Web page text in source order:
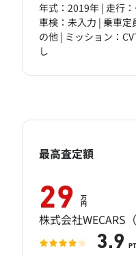
年式：2019年 | 走行
車検：未入力 | 乗車定
の他 | ミッション：
し
最高査定額
29 万
円
株式会社WECARS
3.9 PT